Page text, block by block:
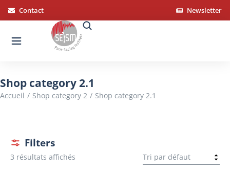
Contact Newsletter
Shop category 2.1
Vous êtes ici :
Accueil Shop category 2 Shop category 2.1
Filters
3 résultats affichés
Panneau de gestion des cookies